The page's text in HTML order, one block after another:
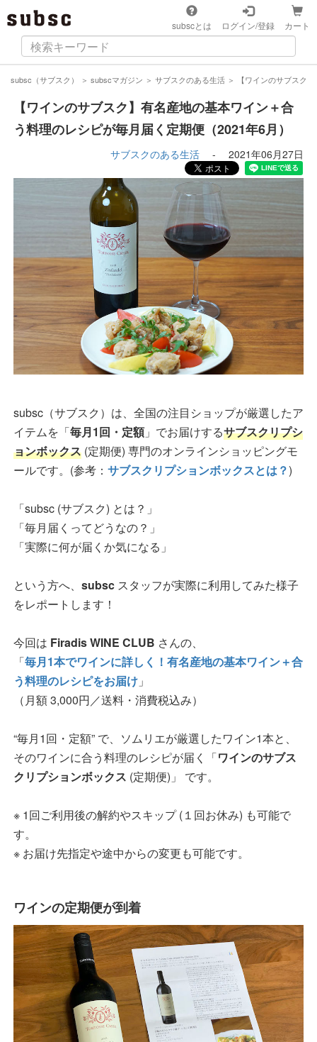
subscとは ログイン/登録 カート
subsc（サブスク） ＞ subscマガジン ＞ サブスクのある生活 ＞ 【ワインのサブスク
【ワインのサブスク】有名産地の基本ワイン＋合
う料理のレシピが毎月届く定期便（2021年6月）
サブスクのある生活 - 2021年06月27日
subsc（サブスク）は、全国の注目ショップが厳選したア
イテムを「毎月1回・定額」でお届けするサブスクリプシ
ョンボックス (定期便) 専門のオンラインショッピングモ
ールです。(参考： サブスクリプションボックスとは？)
「subsc (サブスク) とは？」
「毎月届くってどうなの？」
「実際に何が届くか気になる」
という方へ、 subsc スタッフが実際に利用してみた様子
をレポートします！
今回は Firadis WINE CLUB さんの、
「毎月1本でワインに詳しく！有名産地の基本ワイン＋合
う料理のレシピをお届け 」
（月額 3,000円／送料・消費税込み）
“毎月1回・定額” で、ソムリエが厳選したワイン1本と、
そのワインに合う料理のレシピが届く「ワインのサブス
クリプションボックス (定期便)」 です。
※ 1回ご利用後の解約やスキップ (１回お休み) も可能で
す。
※ お届け先指定や途中からの変更も可能です。
ワインの定期便が到着